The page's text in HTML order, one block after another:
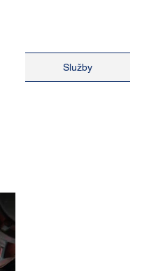
Služby